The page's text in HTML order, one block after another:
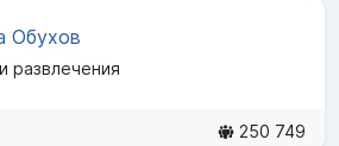
Обухов
развлечения
250 749